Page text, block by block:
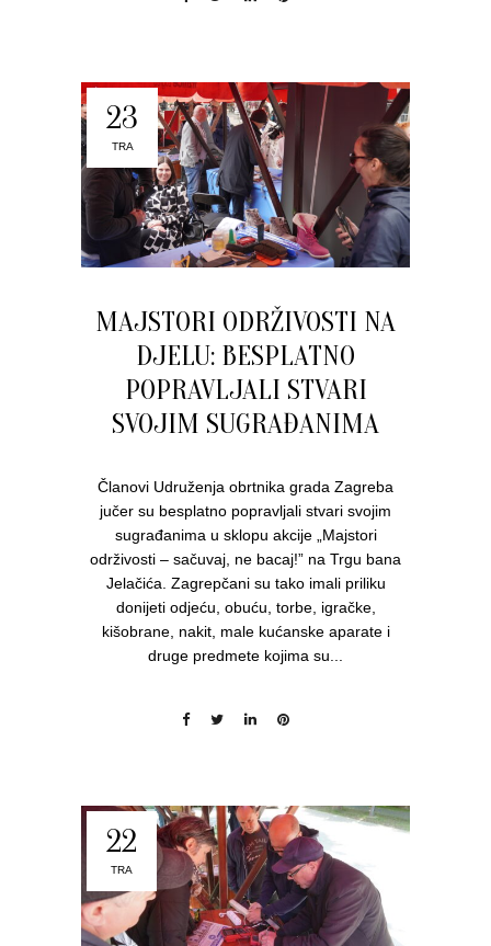
23
TRA
MAJSTORI ODRŽIVOSTI NA
DJELU: BESPLATNO
POPRAVLJALI STVARI
SVOJIM SUGRAĐANIMA
Članovi Udruženja obrtnika grada Zagreba
jučer su besplatno popravljali stvari svojim
sugrađanima u sklopu akcije „Majstori
održivosti – sačuvaj, ne bacaj!” na Trgu bana
Jelačića. Zagrepčani su tako imali priliku
donijeti odjeću, obuću, torbe, igračke,
kišobrane, nakit, male kućanske aparate i
druge predmete kojima su...
22
TRA